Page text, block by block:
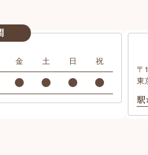
金 土 日 祝
〒
東